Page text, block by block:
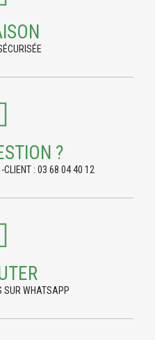
?
-CLIENT : 03 68 04 40 12
SUR WHATSAPP